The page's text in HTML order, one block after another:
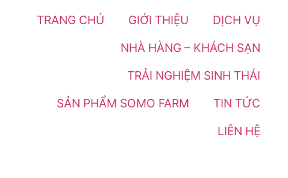
TRANG CHỦ GIỚI THIỆU
DỊCH VỤ
NHÀ HÀNG – KHÁCH SẠN
TRẢI NGHIỆM SINH THÁI
SẢN PHẨM SOMO FARM
TIN TỨC
LIÊN HỆ